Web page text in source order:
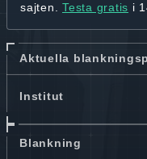
sajten. Testa gratis i
Aktuella
Institut
Blankning